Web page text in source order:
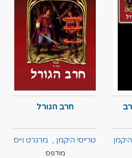
חרב הגורל
טרייסי היקמן , מרגרט וייס
מודפס: